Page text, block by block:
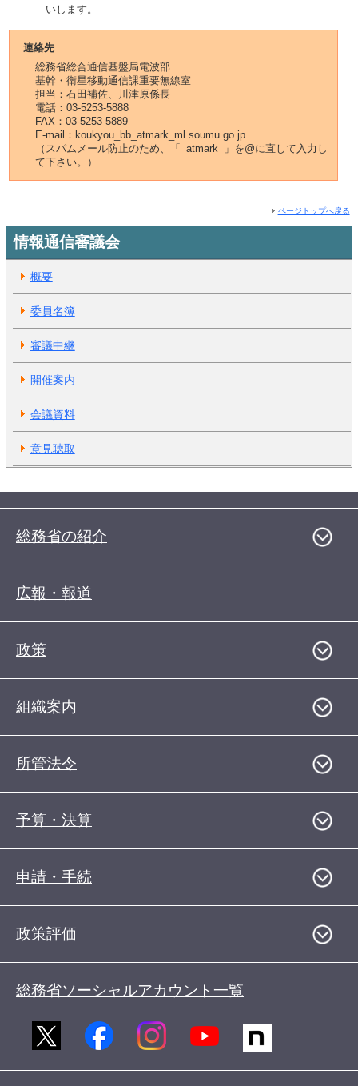
いします。
連絡先
総務省総合通信基盤局電波部
基幹・衛星移動通信課重要無線室
担当：石田補佐、川津原係長
電話：03-5253-5888
FAX：03-5253-5889
E-mail：koukyou_bb_atmark_ml.soumu.go.jp
（スパムメール防止のため、「_atmark_」を@に直して入力し
て下さい。）
ページトップへ戻る
情報通信審議会
概要
委員名簿
審議中継
開催案内
会議資料
意見聴取
総務省の紹介
広報・報道
政策
組織案内
所管法令
予算・決算
申請・手続
政策評価
総務省ソーシャルアカウント一覧